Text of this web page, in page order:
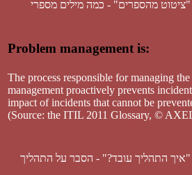
The process responsible for managing
impact of incidents that cannot be
(Source: the ITIL 2011 Glossary, ©
תהליך ניהול בעיות (Problem management) מאוד דומה לתהליך ניהול